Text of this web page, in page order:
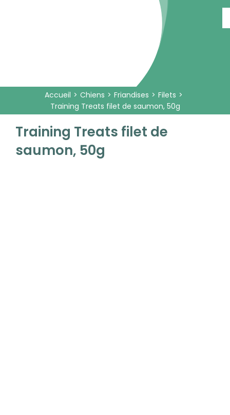
Accueil Chiens Friandises
Filets
Training Treats filet de saumon, 50g
Training Treats filet de
saumon, 50g